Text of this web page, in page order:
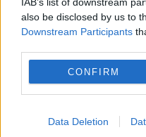
also be disclosed by us to
Downstream Participants
CONFIRM
Data Deletion
Spania evită să
Ceuta. Presiunea